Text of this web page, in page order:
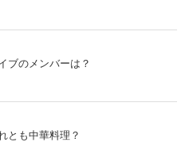
ブのメンバーは？
とも中華料理？